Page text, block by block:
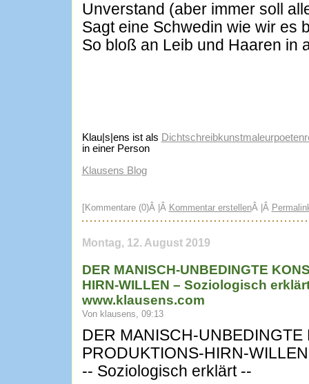
Unverstand (aber immer soll
Sagt eine Schwedin wie wir es
So bloß an Leib und Haaren in
Klau|s|ens ist als
in einer Person
Klausens Blog
[Kommentare (0)Â |Â Kommentar erstellenÂ |Â
Montag, 12. August 2019
DER MANISCH-UNBEDINGTE
HIRN-WILLEN – Soziologisch
www.klausens.com
Von klausens, 09:13
DER MANISCH-UNBEDINGTE
PRODUKTIONS-HIRN-WILLEN
-- Soziologisch erklärt --